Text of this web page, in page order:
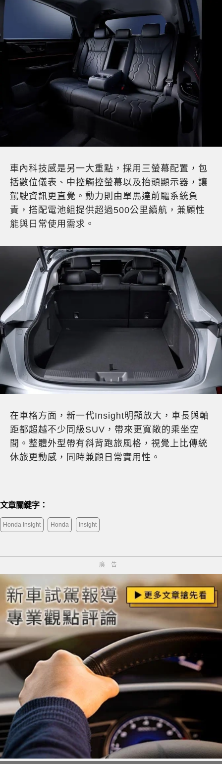
車內科技感是另一大重點，採用三螢幕配置，包
括數位儀表、中控觸控螢幕以及抬頭顯示器，讓
駕駛資訊更直覺。動力則由單馬達前驅系統負
責，搭配電池組提供超過500公里續航，兼顧性
能與日常使用需求。
在車格方面，新一代Insight明顯放大，車長與軸
距都超越不少同級SUV，帶來更寬敞的乘坐空
間。整體外型帶有斜背跑旅風格，視覺上比傳統
休旅更動感，同時兼顧日常實用性。
文章關鍵字：
Honda Insight Honda Insight
廣告